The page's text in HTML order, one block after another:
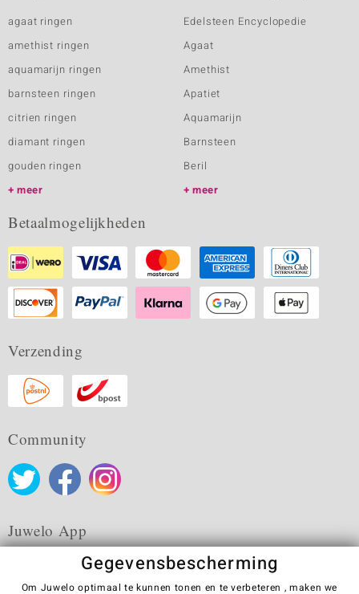
agaat ringen
amethist ringen
aquamarijn ringen
barnsteen ringen
citrien ringen
diamant ringen
gouden ringen
meer
Edelsteen Encyclopedie
Agaat
Amethist
Apatiet
Aquamarijn
Barnsteen
Beril
meer
Betaalmogelijkheden
Verzending
Community
Juwelo App
Gegevensbescherming
Om Juwelo optimaal te kunnen tonen en te verbeteren , maken we